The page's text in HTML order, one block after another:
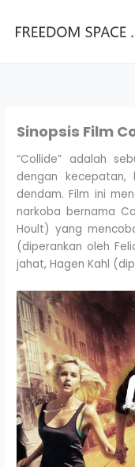
content
Sinopsis Film
“Collide” adalah
dengan kecepatan,
dendam. Film ini
narkoba bernama
Hoult) yang
(diperankan oleh
jahat, Hagen Kahl